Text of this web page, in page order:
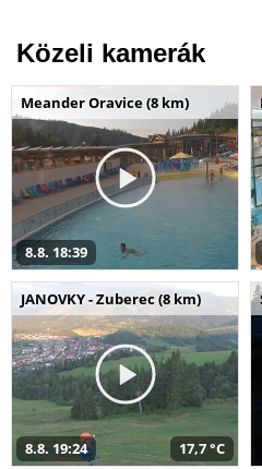
Közeli kamerák
Meander Oravice (8 km)
8.8. 18:39
JANOVKY - Zuberec (8 km)
8.8. 19:24 17,7 °C